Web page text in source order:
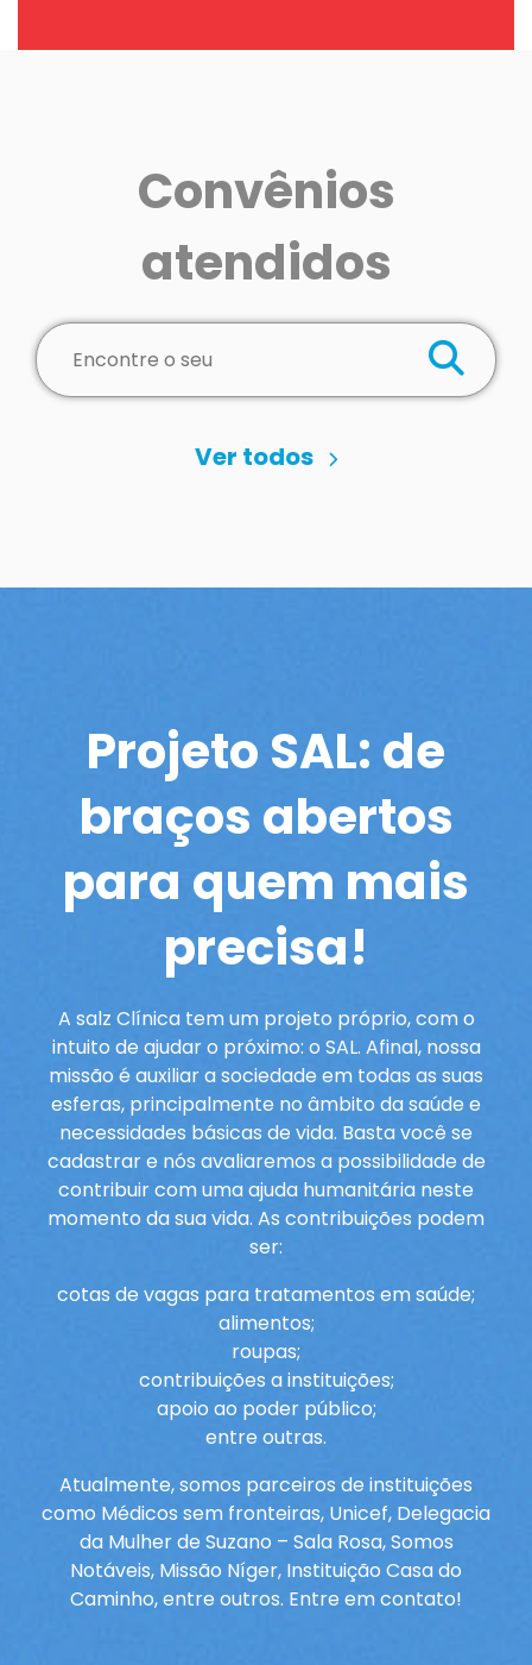
Convênios
atendidos
Ver todos
Projeto SAL: de
braços abertos
para quem mais
precisa!
A salz Clínica tem um projeto próprio, com o
intuito de ajudar o próximo: o SAL. Afinal, nossa
missão é auxiliar a sociedade em todas as suas
esferas, principalmente no âmbito da saúde e
necessidades básicas de vida. Basta você se
cadastrar e nós avaliaremos a possibilidade de
contribuir com uma ajuda humanitária neste
momento da sua vida. As contribuições podem
ser:
cotas de vagas para tratamentos em saúde;
alimentos;
roupas;
contribuições a instituições;
apoio ao poder público;
entre outras.
Atualmente, somos parceiros de instituições
como Médicos sem fronteiras, Unicef, Delegacia
da Mulher de Suzano – Sala Rosa, Somos
Notáveis, Missão Níger, Instituição Casa do
Caminho, entre outros. Entre em contato!